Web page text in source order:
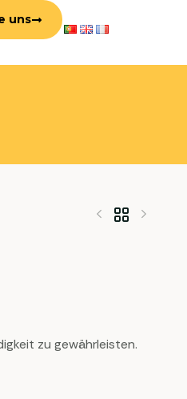
uns
zu gewährleisten.